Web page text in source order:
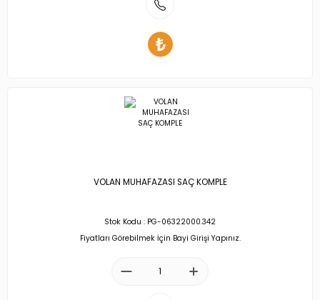
VOLAN MUHAFAZASI SAÇ KOMPLE
Stok Kodu : PG-06322000.342
Fiyatları Görebilmek İçin Bayi Girişi Yapınız.